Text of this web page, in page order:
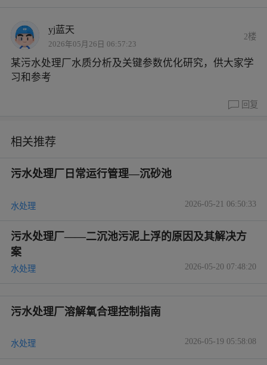
yj蓝天
2026年05月26日 06:57:23
2楼
某污水处理厂水质分析及关键参数优化研究，供大家学
习和参考
回复
相关推荐
污水处理厂日常运行管理—沉砂池
水处理 2026-05-21 06:50:33
污水处理厂——二沉池污泥上浮的原因及其解决方
案
水处理 2026-05-20 07:48:20
污水处理厂溶解氧合理控制指南
水处理 2026-05-19 05:58:08